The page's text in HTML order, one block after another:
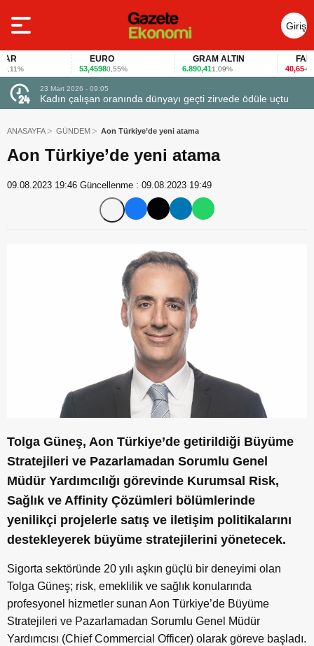
Giriş
Yap
EURO
53,45980,55%
GRAM ALTIN
6.890,411,09%
FAİZ
40,65-0,12%
ödüle uçtu
23 Mart 2026 - 07:12
Firmalar gıda fuarlarını bu anket ile değerlendirdi
ANASAYFA GÜNDEM Aon Türkiye’de yeni atama
Aon Türkiye’de yeni atama
09.08.2023 19:46 Güncellenme : 09.08.2023 19:49
Tolga Güneş, Aon Türkiye’de getirildiği Büyüme
Stratejileri ve Pazarlamadan Sorumlu Genel
Müdür Yardımcılığı görevinde Kurumsal Risk,
Sağlık ve Affinity Çözümleri bölümlerinde
yenilikçi projelerle satış ve iletişim politikalarını
destekleyerek büyüme stratejilerini yönetecek.
Sigorta sektöründe 20 yılı aşkın güçlü bir deneyimi olan
Tolga Güneş; risk, emeklilik ve sağlık konularında
profesyonel hizmetler sunan Aon Türkiye’de Büyüme
Stratejileri ve Pazarlamadan Sorumlu Genel Müdür
Yardımcısı (Chief Commercial Officer) olarak göreve başladı.